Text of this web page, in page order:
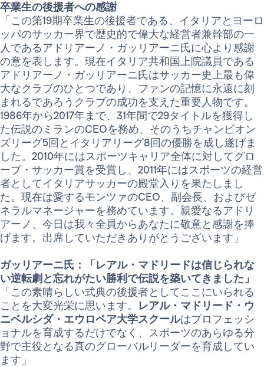
卒業生の後援者への感謝
「この第19期卒業生の後援者である、イタリアとヨーロ
ッパのサッカー界で歴史的で偉大な経営者兼幹部の一
人であるアドリアーノ・ガッリアーニ氏に心より感謝
の意を表します。現在イタリア共和国上院議員である
アドリアーノ・ガッリアーニ氏はサッカー史上最も偉
大なクラブのひとつであり、ファンの記憶に永遠に刻
まれるであろうクラブの成功を支えた重要人物です。
1986年から2017年まで、31年間で29タイトルを獲得し
た伝説のミランのCEOを務め、そのうちチャンピオン
ズリーグ5回とイタリアリーグ8回の優勝を成し遂げま
した。2010年にはスポーツキャリア全体に対してグロ
ーブ・サッカー賞を受賞し、2011年にはスポーツの経営
者としてイタリアサッカーの殿堂入りを果たしまし
た。現在は愛するモンツァのCEO、副会長、およびゼ
ネラルマネージャーを務めています。親愛なるアドリ
アーノ、今日は我々全員からあなたに敬意と感謝を捧
げます。出席していただきありがとうございます」
ガッリアーニ氏：「レアル・マドリードは信じられな
い逆転劇と忘れがたい勝利で伝説を築いてきました」
「この素晴らしい式典の後援者としてここにいられる
ことを大変光栄に思います。 レアル・マドリード・ウ
ニベルシダ・エウロペア大学スクールはプロフェッシ
ョナルを育成するだけでなく、スポーツのあらゆる分
野で主役となる真のグローバルリーダーを育成してい
ます」